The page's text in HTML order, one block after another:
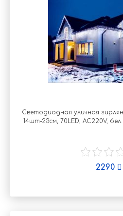
Светодиодная уличная
14шт-23см, 70LED, AC220V,
2290